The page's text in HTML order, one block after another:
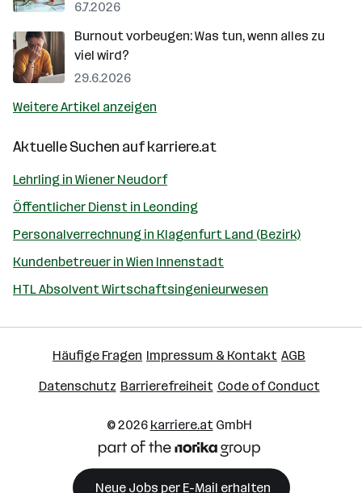
6.7.2026
Burnout vorbeugen: Was tun, wenn alles zu
viel wird?
29.6.2026
Weitere Artikel anzeigen
Aktuelle Suchen aufkarriere.at
Lehrling in Wiener Neudorf
Öffentlicher Dienst in Leonding
Personalverrechnung in Klagenfurt Land (Bezirk)
Kundenbetreuer in Wien Innenstadt
HTL Absolvent Wirtschaftsingenieurwesen
Häufige Fragen Impressum & Kontakt AGB
Datenschutz Barrierefreiheit Code of Conduct
© 2026 karriere.at GmbH
Neue Jobs per E-Mail erhalten